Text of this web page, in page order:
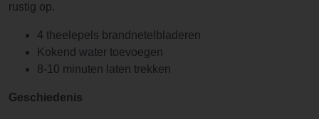
rustig op.
4 theelepels brandnetelbladeren
Kokend water toevoegen
8-10 minuten laten trekken
Geschiedenis